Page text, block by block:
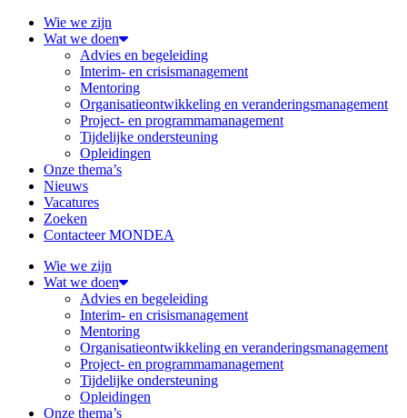
Wie we zijn
Wat we doen
Advies en begeleiding
Interim- en crisismanagement
Mentoring
Organisatieontwikkeling en veranderingsmanagement
Project- en programmamanagement
Tijdelijke ondersteuning
Opleidingen
Onze thema’s
Nieuws
Vacatures
Zoeken
Contacteer MONDEA
Wie we zijn
Wat we doen
Advies en begeleiding
Interim- en crisismanagement
Mentoring
Organisatieontwikkeling en veranderingsmanagement
Project- en programmamanagement
Tijdelijke ondersteuning
Opleidingen
Onze thema’s